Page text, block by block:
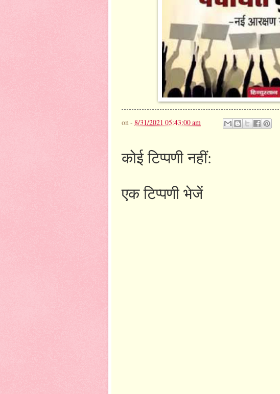
on - 8/31/2021 05:43:00 am
कोई टिप्पणी नहीं:
एक टिप्पणी भेजें